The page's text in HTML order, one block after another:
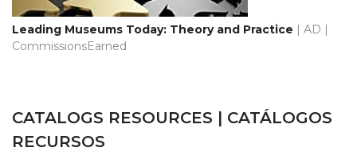
Leading Museums Today: Theory and Practice | AD |
CommissionsEarned
CATALOGS RESOURCES | CATÁLOGOS
RECURSOS